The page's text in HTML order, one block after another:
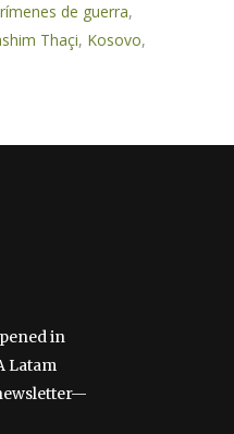
de guerra,
Thaçi, Kosovo,
in
Latam